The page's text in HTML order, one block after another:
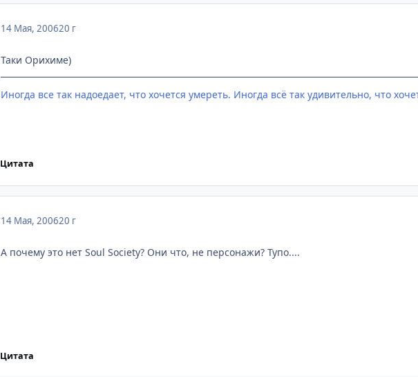
14 Мая, 200620 г
Таки Орихиме)
Иногда все так надоедает, что хочется умереть. Иногда всё так удивительно, что
Цитата
14 Мая, 200620 г
А почему это нет Soul Society? Они что, не персонажи? Тупо....
Цитата